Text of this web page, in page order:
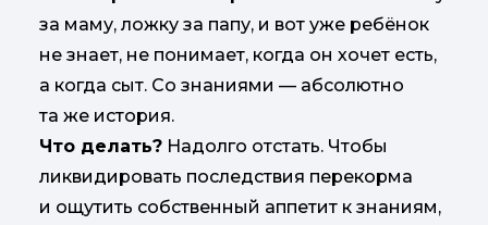
за маму, ложку за папу, и вот уже ребёнок
не знает, не понимает, когда он хочет есть,
а когда сыт. Со знаниями — абсолютно
та же история.
Что делать? Надолго отстать. Чтобы
ликвидировать последствия перекорма
и ощутить собственный аппетит к знаниям,